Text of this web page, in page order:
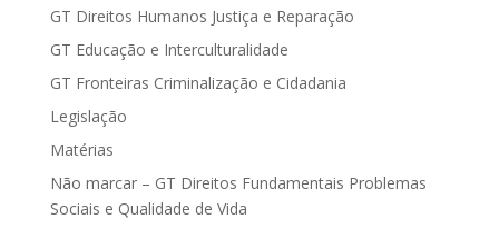
GT Direitos Humanos Justiça e Reparação
GT Educação e Interculturalidade
GT Fronteiras Criminalização e Cidadania
Legislação
Matérias
Não marcar – GT Direitos Fundamentais Problemas
Sociais e Qualidade de Vida